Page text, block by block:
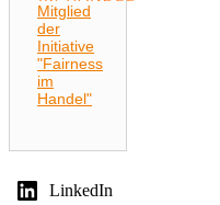
Mitglied
der
Initiative
"Fairness
im
Handel"
LinkedIn